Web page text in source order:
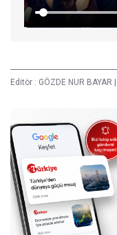
Editör : GÖZDE NUR BAYAR